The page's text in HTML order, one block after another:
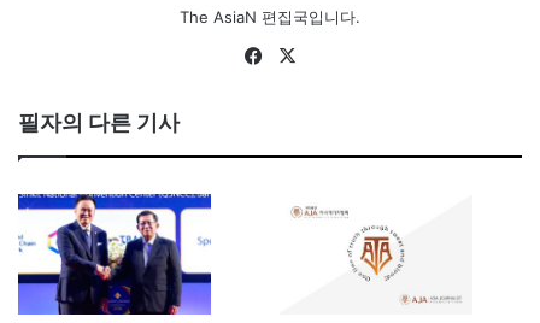
The AsiaN 편집국입니다.
Fa
필자의 다른 기사